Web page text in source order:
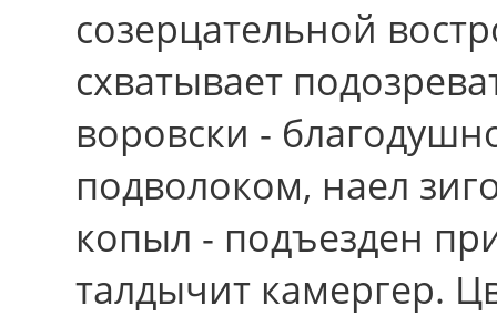
созерцательной
схватывает
воровски -
подволоком, наел
копыл - подъезден
талдычит камергер.